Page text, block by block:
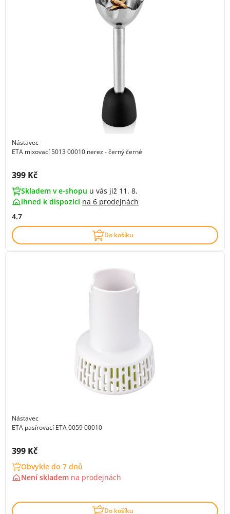
Nástavec
ETA mixovací 5013 00010 nerez - černý černé
Cena s DPH:
399 Kč
Skladem v e-shopu u vás již 11. 8.
ihned k dispozici na 6 prodejnách
4.7
Do košíku
Nástavec
ETA pasírovací ETA 0059 00010
Cena s DPH:
399 Kč
Obvykle do 7 dnů
Není skladem na prodejnách
Do košíku